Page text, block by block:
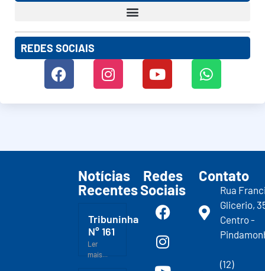
REDES SOCIAIS
Notícias
Recentes
Tribuninha
N° 161
Ler
mais...
Redes
Sociais
Contato
Rua
Glicerio,
Centro -
(12)